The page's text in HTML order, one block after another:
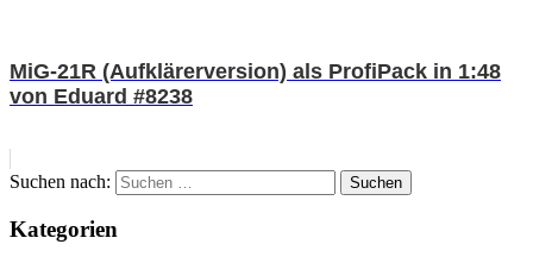
MiG-21R (Aufklärerversion) als ProfiPack in 1:48
von Eduard #8238
Suchen nach: Suchen
Kategorien